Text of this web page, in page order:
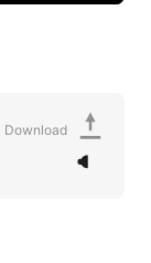
Download